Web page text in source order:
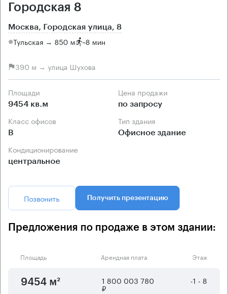
Городская 8
Москва, Городская улица, 8
Тульская → 850 м ~8 мин
390 м → улица Шухова
Площади
9454 кв.м
Цена продажи
по запросу
Класс офисов
B
Тип здания
Офисное здание
Кондиционирование
центральное
Позвонить Получить презентацию
Предложения по продаже в этом здании:
Площадь Арендная плата Этаж
9454 м² 1 800 003 780
₽
-1 - 8